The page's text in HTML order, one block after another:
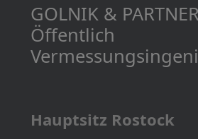
GOLNIK & PARTNER
Öffentlich
Hauptsitz Rostock